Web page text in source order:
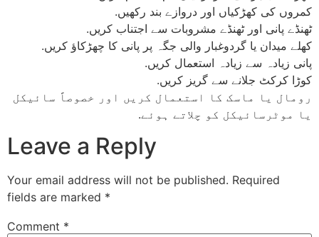
کمروں کی کھڑکیاں اور دروازے بند رکھیں.
ٹھنڈے پانی اور ٹھنڈے مشروبات سے اجتناب کریں.
کھلے میدان یا گردوغبار والی جگہ پر پانی کا چھڑکاؤ کریں.
پانی زیادہ سے زیادہ استعمال کریں.
کوڑا کرکٹ جلانے سے گریز کریں.
رومال یا ماسک کا استعمال کریں اور خصوصاً سائیکل
یا موٹرسائیکل کو چلاتے ہوئے.
Leave a Reply
Your email address will not be published. Required
fields are marked *
Comment *